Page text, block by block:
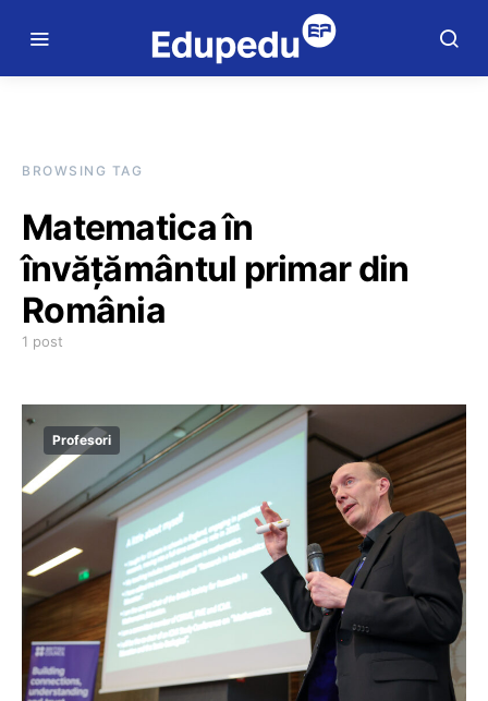
BROWSING TAG
Matematica în
învățământul primar din
România
1 post
Profesori